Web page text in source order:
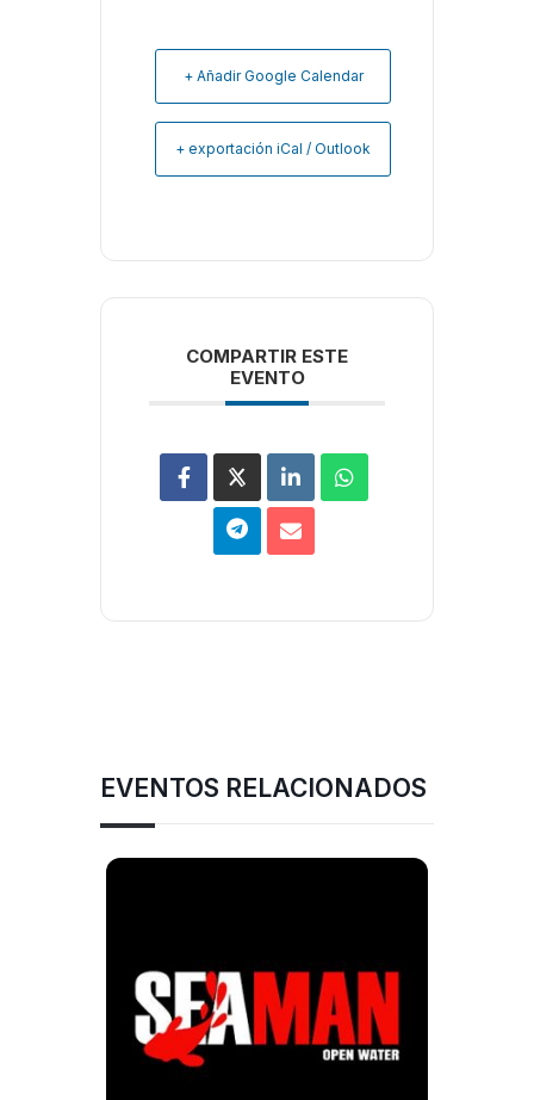
+ Añadir Google Calendar
+ exportación iCal / Outlook
COMPARTIR ESTE
EVENTO
EVENTOS RELACIONADOS